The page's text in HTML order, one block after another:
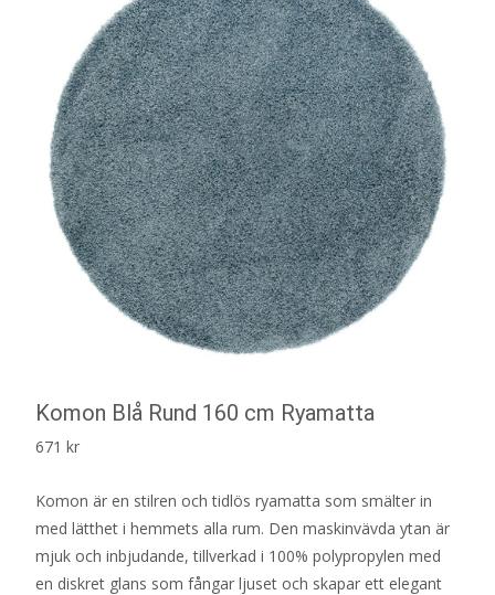
Komon Blå Rund 160 cm Ryamatta
671 kr
Komon är en stilren och tidlös ryamatta som smälter in
med lätthet i hemmets alla rum. Den maskinvävda ytan är
mjuk och inbjudande, tillverkad i 100% polypropylen med
en diskret glans som fångar ljuset och skapar ett elegant